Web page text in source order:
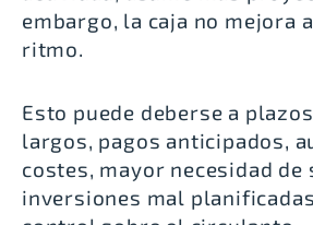
embargo, la caja no mejora
ritmo.
Esto puede deberse a
largos, pagos anticipados,
costes, mayor necesidad de
inversiones mal